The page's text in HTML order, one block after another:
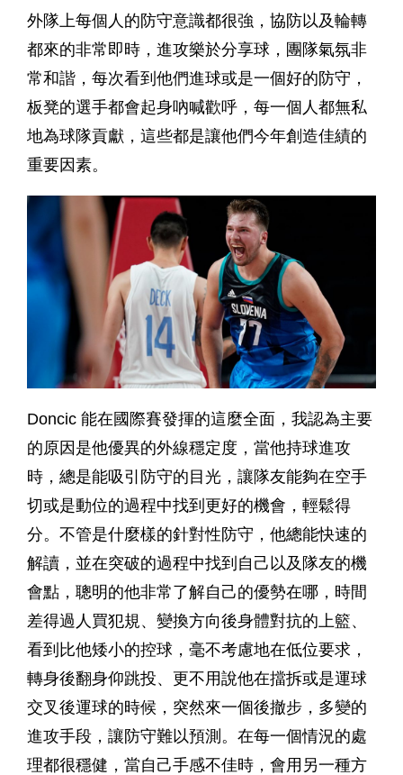
外隊上每個人的防守意識都很強，協防以及輪轉
都來的非常即時，進攻樂於分享球，團隊氣氛非
常和諧，每次看到他們進球或是一個好的防守，
板凳的選手都會起身吶喊歡呼，每一個人都無私
地為球隊貢獻，這些都是讓他們今年創造佳績的
重要因素。
Doncic 能在國際賽發揮的這麼全面，我認為主要
的原因是他優異的外線穩定度，當他持球進攻
時，總是能吸引防守的目光，讓隊友能夠在空手
切或是動位的過程中找到更好的機會，輕鬆得
分。不管是什麼樣的針對性防守，他總能快速的
解讀，並在突破的過程中找到自己以及隊友的機
會點，聰明的他非常了解自己的優勢在哪，時間
差得過人買犯規、變換方向後身體對抗的上籃、
看到比他矮小的控球，毫不考慮地在低位要求，
轉身後翻身仰跳投、更不用說他在擋拆或是運球
交叉後運球的時候，突然來一個後撤步，多變的
進攻手段，讓防守難以預測。在每一個情況的處
理都很穩健，當自己手感不佳時，會用另一種方